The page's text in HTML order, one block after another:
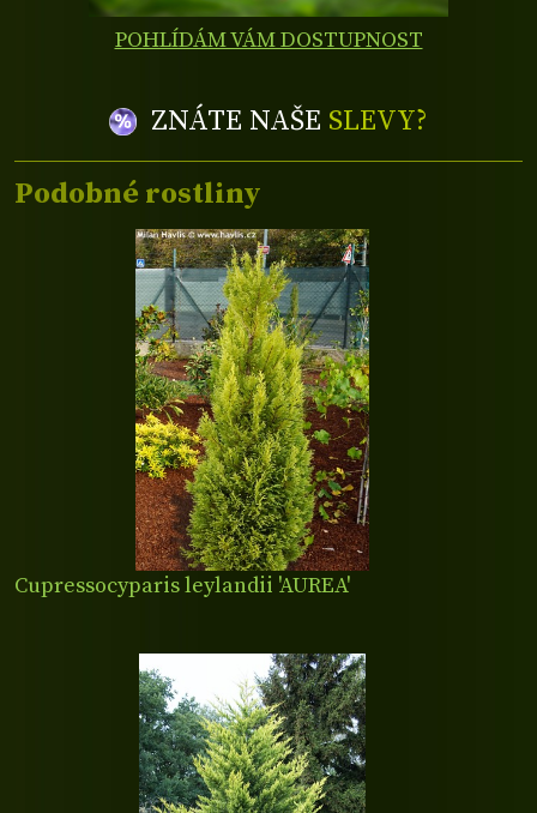
POHLÍDÁM VÁM DOSTUPNOST
ZNÁTE NAŠE SLEVY?
Podobné rostliny
Cupressocyparis leylandii 'AUREA'